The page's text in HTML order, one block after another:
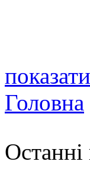
Головна